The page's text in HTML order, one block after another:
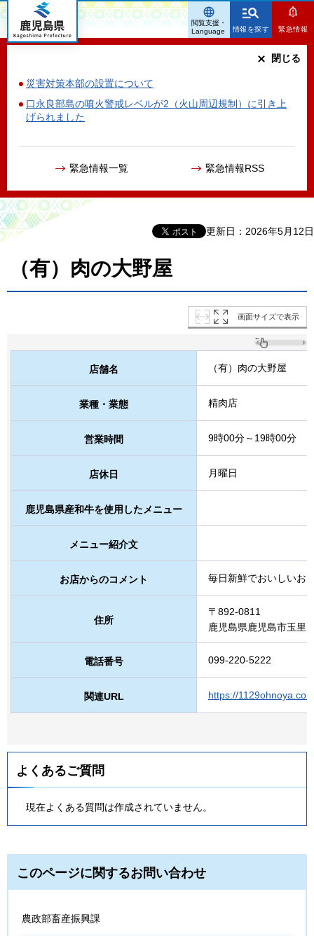
鹿児島県
情報を探す 緊急情報
災害対策本部の設置について
口永良部島の噴火警戒レベルが2（火山周辺規制）に引き上
げられました
緊急情報一覧 緊急情報RSS
閉じる
閲覧支援・
Language
更新日：2026年5月12日
（有）肉の大野屋
画面サイズで表示
店舗名 （有）肉の大野屋
業種・業態 精肉店
営業時間 9時00分～19時00分
店休日 月曜日
鹿児島県産和牛を使用したメニュー
メニュー紹介文
お店からのコメント 毎日新鮮でおいしいお
住所
〒892-0811
鹿児島県鹿児島市玉里
電話番号 099-220-5222
関連URL https://
よくあるご質問
現在よくある質問は作成されていません。
このページに関するお問い合わせ
農政部畜産振興課